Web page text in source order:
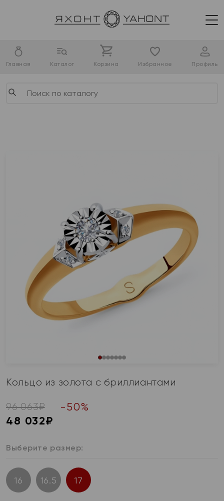
Главная Каталог Корзина Избранное Профиль
Кольцо из золота с бриллиантами
96 063₽ -50%
48 032₽
Выберите размер:
16 16.5 17